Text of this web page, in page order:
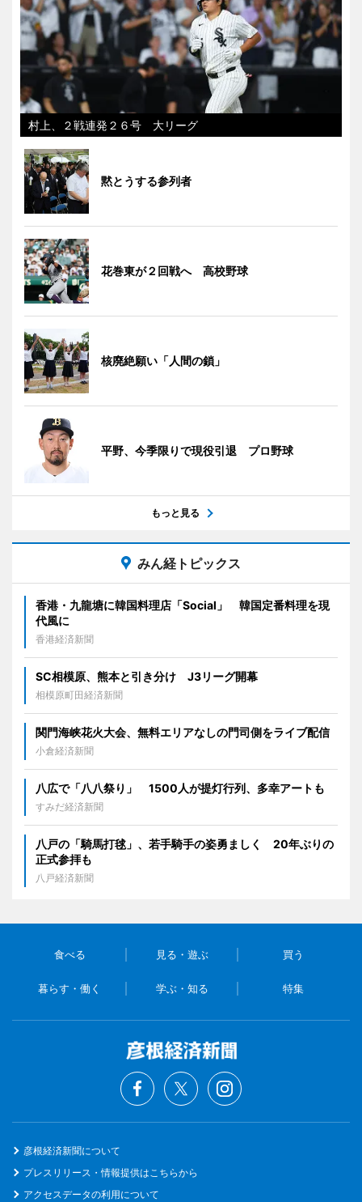
村上、２戦連発２６号 大リーグ
黙とうする参列者
花巻東が２回戦へ 高校野球
核廃絶願い「人間の鎖」
平野、今季限りで現役引退 プロ野球
もっと見る
みん経トピックス
香港・九龍塘に韓国料理店「Social」 韓国定番料理を現
代風に
香港経済新聞
SC相模原、熊本と引き分け J3リーグ開幕
相模原町田経済新聞
関門海峡花火大会、無料エリアなしの門司側をライブ配信
小倉経済新聞
八広で「八八祭り」 1500人が提灯行列、多幸アートも
すみだ経済新聞
八戸の「騎馬打毬」、若手騎手の姿勇ましく 20年ぶりの
正式参拝も
八戸経済新聞
食べる 見る・遊ぶ 買う
暮らす・働く 学ぶ・知る 特集
彦根経済新聞について
プレスリリース・情報提供はこちらから
アクセスデータの利用について